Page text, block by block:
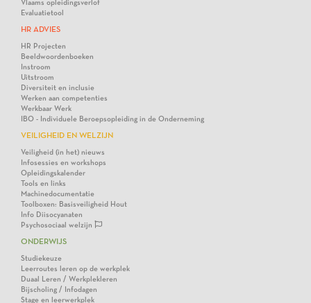
Vlaams opleidingsverlof
Evaluatietool
HR ADVIES
HR Projecten
Beeldwoordenboeken
Instroom
Uitstroom
Diversiteit en inclusie
Werken aan competenties
Werkbaar Werk
IBO - Individuele Beroepsopleiding in de Onderneming
VEILIGHEID EN WELZIJN
Veiligheid (in het) nieuws
Infosessies en workshops
Opleidingskalender
Tools en links
Machinedocumentatie
Toolboxen: Basisveiligheid Hout
Info Diisocyanaten
Psychosociaal welzijn
ONDERWIJS
Studiekeuze
Leerroutes leren op de werkplek
Duaal Leren / Werkplekleren
Bijscholing / Infodagen
Stage en leerwerkplek